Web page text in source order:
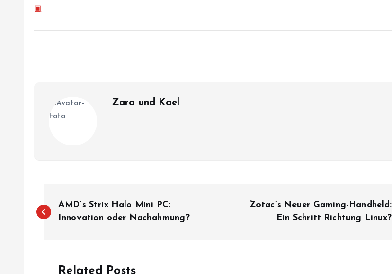
▣
Zara und Kael
e
AMD’s Strix Halo Mini PC:
Innovation oder Nachahmung?
Zotac’s Neuer Gaming-Handheld:
Ein Schritt Richtung Linux?
Related Posts